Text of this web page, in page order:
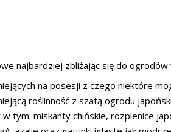
najbardziej zbliżając się do ogrodów
na posesji z czego niektóre
roślinność z szatą ogrodu
tym: miskanty chińskie, rozplenice